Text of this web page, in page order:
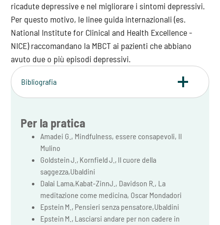
ricadute depressive e nel migliorare i sintomi depressivi.
Per questo motivo, le linee guida internazionali (es.
National Institute for Clinical and Health Excellence -
NICE) raccomandano la MBCT ai pazienti che abbiano
avuto due o più episodi depressivi.
Bibliografia
Per la pratica
Amadei G., Mindfulness, essere consapevoli, Il
Mulino
Goldstein J., Kornfield J., Il cuore della
saggezza,Ubaldini
Dalai Lama,Kabat-ZinnJ., Davidson R., La
meditazione come medicina, Oscar Mondadori
Epstein M., Pensieri senza pensatore,Ubaldini
Epstein M., Lasciarsi andare per non cadere in